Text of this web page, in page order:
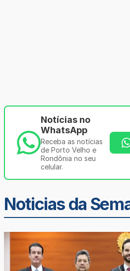
Notícias no
WhatsApp
Receba as notícias
de Porto Velho e
Rondônia no seu
celular.
Noticias da